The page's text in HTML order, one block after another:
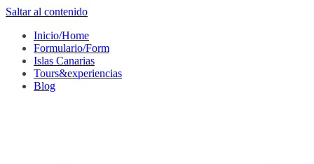
Saltar al contenido
Inicio/Home
Formulario/Form
Islas Canarias
Tours&experiencias
Blog